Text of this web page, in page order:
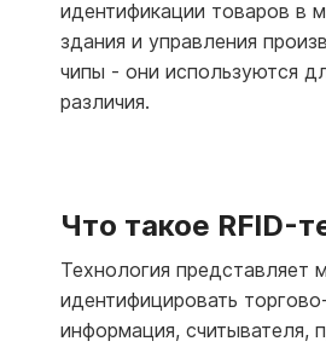
идентификации товаров в
здания и управления
чипы - они используются
различия.
Что такое RFID-
Технология представляет
идентифицировать
информация, считывателя,